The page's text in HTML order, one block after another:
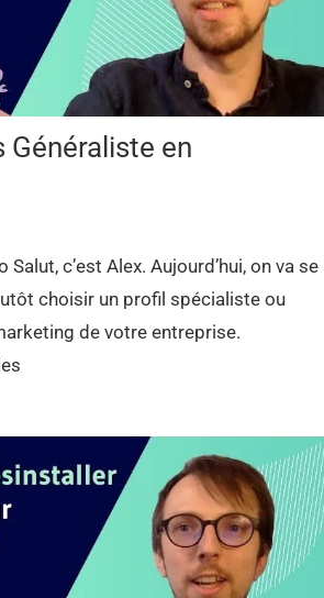
Généraliste en
c’est Alex. Aujourd’hui, on va se
choisir un profil spécialiste ou
de votre entreprise.